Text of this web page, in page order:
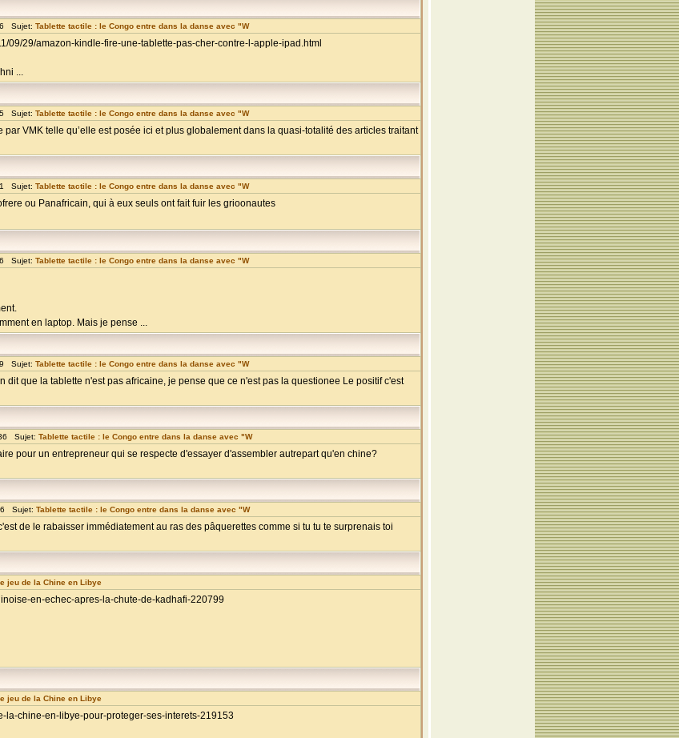
Sujet: Tablette tactile : le Congo entre dans la danse avec "W
09/29/amazon-kindle-fire-une-tablette-pas-cher-contre-l-apple-ipad.html
...
Sujet: Tablette tactile : le Congo entre dans la danse avec "W
VMK telle qu’elle est posée ici et plus globalement dans la quasi-totalité des articles traitant
Sujet: Tablette tactile : le Congo entre dans la danse avec "W
ou Panafricain, qui à eux seuls ont fait fuir les grioonautes
Sujet: Tablette tactile : le Congo entre dans la danse avec "W
en laptop. Mais je pense ...
Sujet: Tablette tactile : le Congo entre dans la danse avec "W
que la tablette n'est pas africaine, je pense que ce n'est pas la questionee Le positif c'est
Sujet: Tablette tactile : le Congo entre dans la danse avec "W
pour un entrepreneur qui se respecte d'essayer d'assembler autrepart qu'en chine?
Sujet: Tablette tactile : le Congo entre dans la danse avec "W
de le rabaisser immédiatement au ras des pâquerettes comme si tu tu te surprenais toi
jeu de la Chine en Libye
en-echec-apres-la-chute-de-kadhafi-220799
jeu de la Chine en Libye
la-chine-en-libye-pour-proteger-ses-interets-219153